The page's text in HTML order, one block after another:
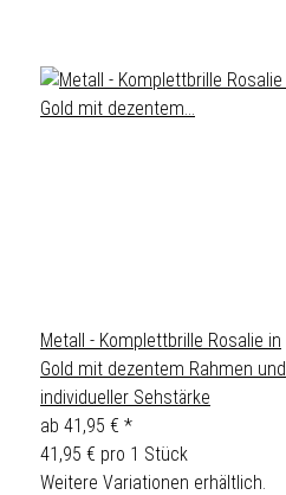
Metall - Komplettbrille Rosalie in
Gold mit dezentem Rahmen und
individueller Sehstärke
ab 41,95 € *
41,95 € pro 1 Stück
Weitere Variationen erhältlich.